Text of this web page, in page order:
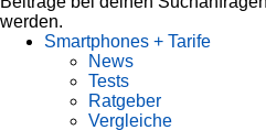
werden.
Smartphones + Tarife
News
Tests
Ratgeber
Vergleiche